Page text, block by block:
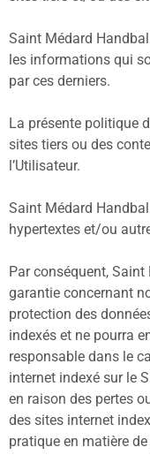
Saint Médard
les informations qui
par ces derniers.
La présente politique
sites tiers ou des
l’Utilisateur.
Saint Médard
hypertextes et/ou
Par conséquent,
garantie concernant
protection des
indexés et ne pourra
responsable dans le
internet indexé sur le
en raison des pertes
des sites internet
pratique en matière